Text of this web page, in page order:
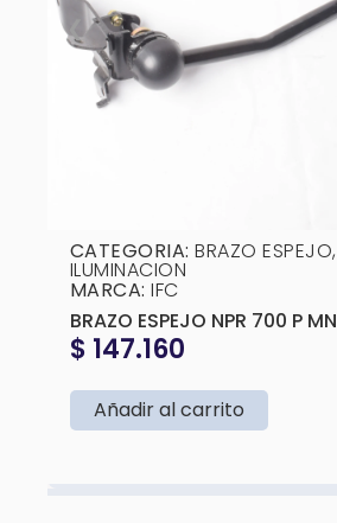
❮
CATEGORIA:BRAZO ESPEJO,
ILUMINACION
MARCA:IFC
BRAZO ESPEJO NPR 700 P MN
$147.160
Añadir al carrito